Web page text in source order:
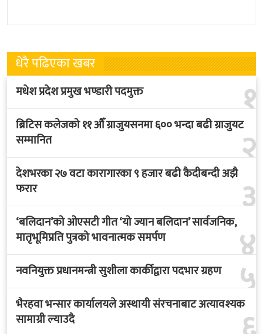
फुटबल संघ
भएकाे
धेरै पढिएका खबर
१
मधेश प्रदेश प्रमुख भण्डारी पदमुक्त
२
ब्रिटिस कलेजको ११ औँ ग्राजुयसनमा ६०० भन्दा बढी ग्राजुयट
सम्मानित
३
देशभरका २७ वटा कारागारका ९ हजार बढी कैदीबन्दी अझै
फरार
४
‘बलिदान’को ओएसटी गीत ‘यो ज्यान बलिदान’ सार्वजनिक,
मातृभूमिप्रति पुत्रको भावनात्मक समर्पण
५
नवनियुक्त प्रधानमन्त्री सुशीला कार्कीद्वारा पदभार ग्रहण
भैरहवा भन्सार कार्यालयले अस्थायी संरचनाबाट अत्यावश्यक
सामाग्री ल्याउदै